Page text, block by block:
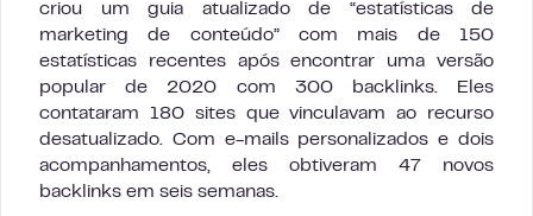
criou um guia atualizado de “estatísticas de
marketing de conteúdo” com mais de 150
estatísticas recentes após encontrar uma versão
popular de 2020 com 300 backlinks. Eles
contataram 180 sites que vinculavam ao recurso
desatualizado. Com e-mails personalizados e dois
acompanhamentos, eles obtiveram 47 novos
backlinks em seis semanas.